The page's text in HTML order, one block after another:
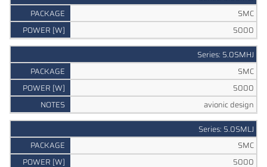
SMC
5000
Series: 5.0SMHJ
SMC
5000
avionic design
Series: 5.0SMLJ
SMC
5000